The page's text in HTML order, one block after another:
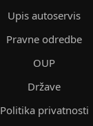
Upis autoservis
Pravne odredbe
OUP
Države
Politika privatnosti